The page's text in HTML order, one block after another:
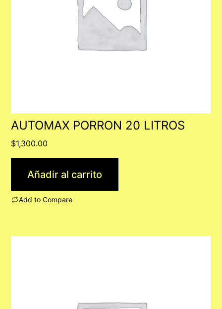
AUTOMAX PORRON 20 LITROS
$1,300.00
Añadir al carrito
Add to Compare